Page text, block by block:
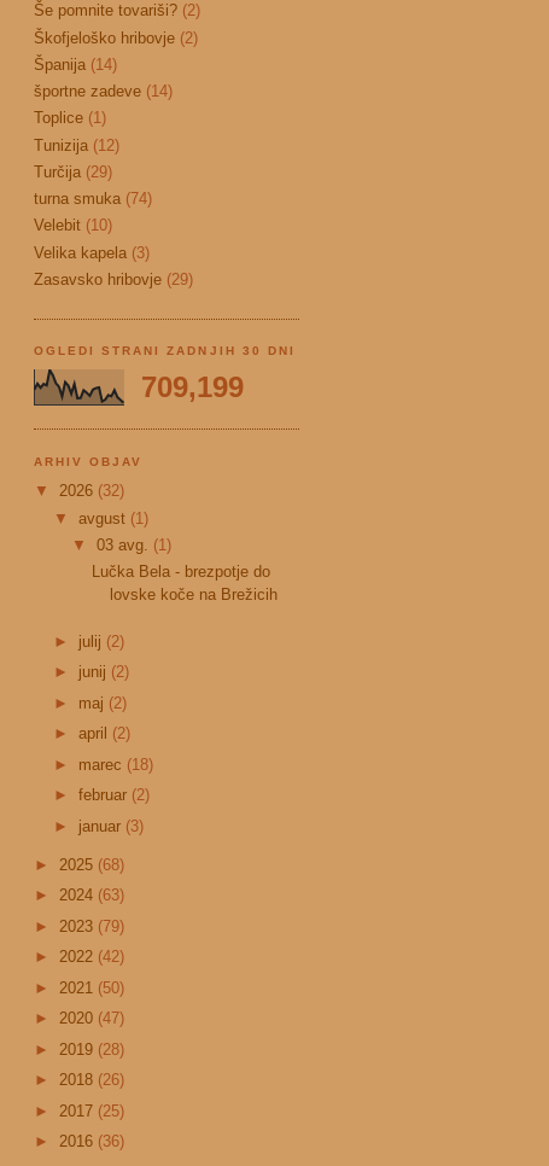
Še pomnite tovariši? (2)
Škofjeloško hribovje (2)
Španija (14)
športne zadeve (14)
Toplice (1)
Tunizija (12)
Turčija (29)
turna smuka (74)
Velebit (10)
Velika kapela (3)
Zasavsko hribovje (29)
OGLEDI STRANI ZADNJIH 30 DNI
709,199
ARHIV OBJAV
▼ 2026 (32)
▼ avgust (1)
▼03 avg. (1)
Lučka Bela - brezpotje do
lovske koče na Brežicih
► julij (2)
► junij (2)
► maj (2)
► april (2)
► marec (18)
► februar (2)
► januar (3)
► 2025 (68)
► 2024 (63)
► 2023 (79)
► 2022 (42)
► 2021 (50)
► 2020 (47)
► 2019 (28)
► 2018 (26)
► 2017 (25)
► 2016 (36)